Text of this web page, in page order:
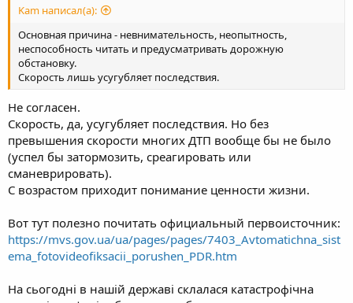
Kam написал(а):
Основная причина - невнимательность, неопытность,
неспособность читать и предусматривать дорожную
обстановку.
Скорость лишь усугубляет последствия.
Не согласен.
Скорость, да, усугубляет последствия. Но без
превышения скорости многих ДТП вообще бы не было
(успел бы затормозить, среагировать или
сманеврировать).
С возрастом приходит понимание ценности жизни.
Вот тут полезно почитать официальный первоисточник:
https://mvs.gov.ua/ua/pages/pages/7403_Avtomatichna_sist
ema_fotovideofiksacii_porushen_PDR.htm
На сьогодні в нашій державі склалася катастрофічна